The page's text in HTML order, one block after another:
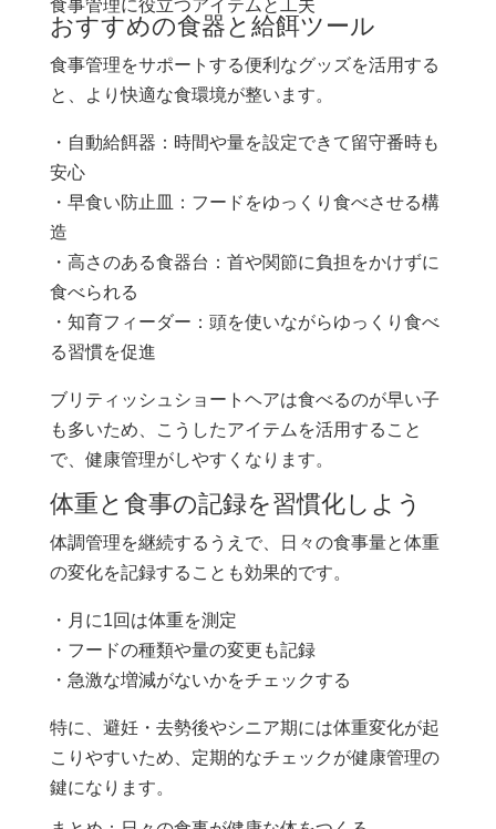
食事管理に役立つアイテムと工夫
おすすめの食器と給餌ツール
食事管理をサポートする便利なグッズを活用する
と、より快適な食環境が整います。
・自動給餌器：時間や量を設定できて留守番時も
安心
・早食い防止皿：フードをゆっくり食べさせる構
造
・高さのある食器台：首や関節に負担をかけずに
食べられる
・知育フィーダー：頭を使いながらゆっくり食べ
る習慣を促進
ブリティッシュショートヘアは食べるのが早い子
も多いため、こうしたアイテムを活用すること
で、健康管理がしやすくなります。
体重と食事の記録を習慣化しよう
体調管理を継続するうえで、日々の食事量と体重
の変化を記録することも効果的です。
・月に1回は体重を測定
・フードの種類や量の変更も記録
・急激な増減がないかをチェックする
特に、避妊・去勢後やシニア期には体重変化が起
こりやすいため、定期的なチェックが健康管理の
鍵になります。